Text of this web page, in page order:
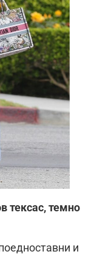
тексас, темно
и